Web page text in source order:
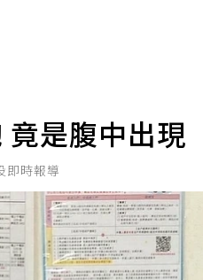
是腹中出現
即時報導